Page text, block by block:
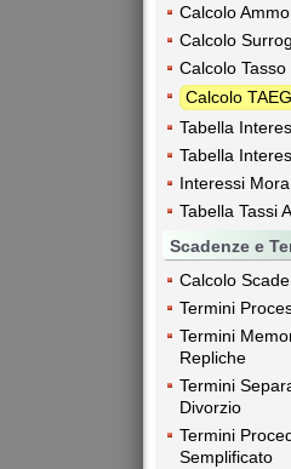
Calcolo
Calcolo
Calcolo Tasso
Calcolo TAEG
Tabella
Tabella
Interessi
Tabella Tassi
Scadenze e
Calcolo
Termini
Termini
Repliche
Termini
Divorzio
Termini
Semplificato